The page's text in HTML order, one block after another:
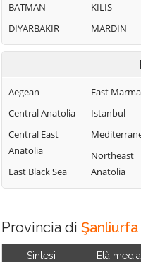
BATMAN
DIYARBAKIR
KILIS
MARDIN
Aegean
Central Anatolia
Central East
Anatolia
East Black Sea
East
Istanbul
Northeast
Anatolia
Provincia di Şanliurfa
Sintesi
Età media